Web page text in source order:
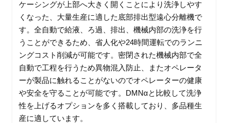
ケーシングが上部へ大きく開くことにより洗浄しやす
くなった、大量生産に適した底部排出型遠心分離機で
す。全自動で給液、ろ過、排出、機械内部の洗浄を行
うことができるため、省人化や24時間運転でのランニ
ングコスト削減が可能です。密閉された機械内部で全
自動で工程を行うため異物混入防止、またオペレータ
ーが製品に触れることがないのでオペレーターの健康
や安全を守ることが可能です。DMNαと比較して洗浄
性を上げるオプションを多く搭載しており、多品種生
産に適しています。